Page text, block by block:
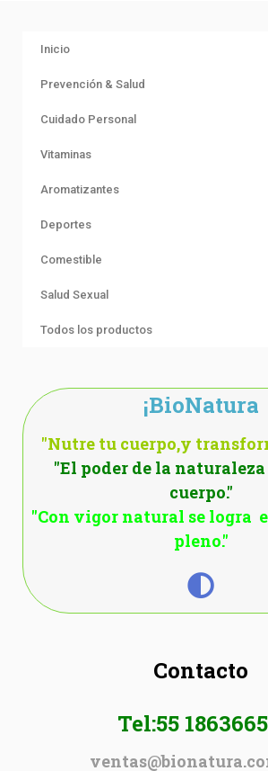
Inicio
Prevención & Salud
Cuidado Personal
Vitaminas
Aromatizantes
Deportes
Comestible
Salud Sexual
Todos los productos
¡BioNatura
"Nutre tu cuerpo,y
"El poder de la
cuerpo."
"Con vigor natural se logra
pleno."
Contacto
Tel:55